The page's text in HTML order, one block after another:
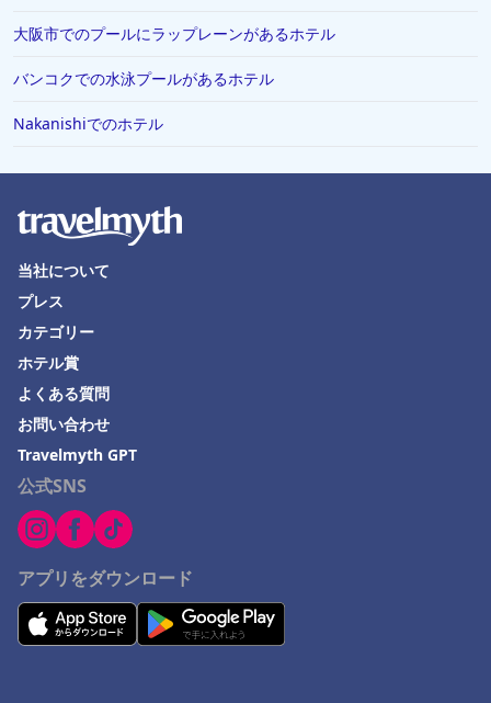
大阪市でのプールにラップレーンがあるホテル
バンコクでの水泳プールがあるホテル
Nakanishiでのホテル
公式SNS
アプリをダウンロード
当社について
プレス
カテゴリー
ホテル賞
よくある質問
お問い合わせ
Travelmyth GPT